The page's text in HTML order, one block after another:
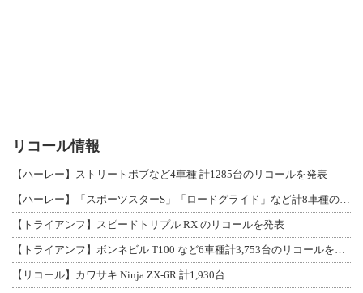
リコール情報
【ハーレー】ストリートボブなど4車種 計1285台のリコールを発表
【トライアンフ】スピードトリプル RX のリコールを発表
【リコール】カワサキ Ninja ZX-6R 計1,930台